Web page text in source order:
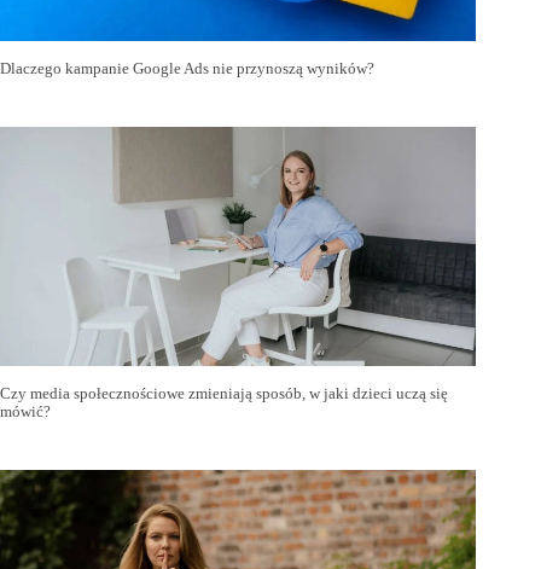
Dlaczego kampanie Google Ads nie przynoszą wyników?
Czy media społecznościowe zmieniają sposób, w jaki dzieci uczą się
mówić?